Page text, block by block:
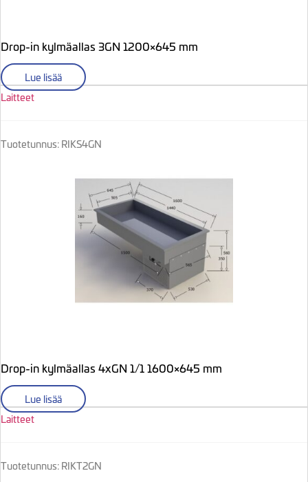
Drop-in kylmäallas 3GN 1200×645 mm
Lue lisää
Laitteet
Tuotetunnus: RIKS4GN
Drop-in kylmäallas 4xGN 1/1 1600×645 mm
Lue lisää
Laitteet
Tuotetunnus: RIKT2GN